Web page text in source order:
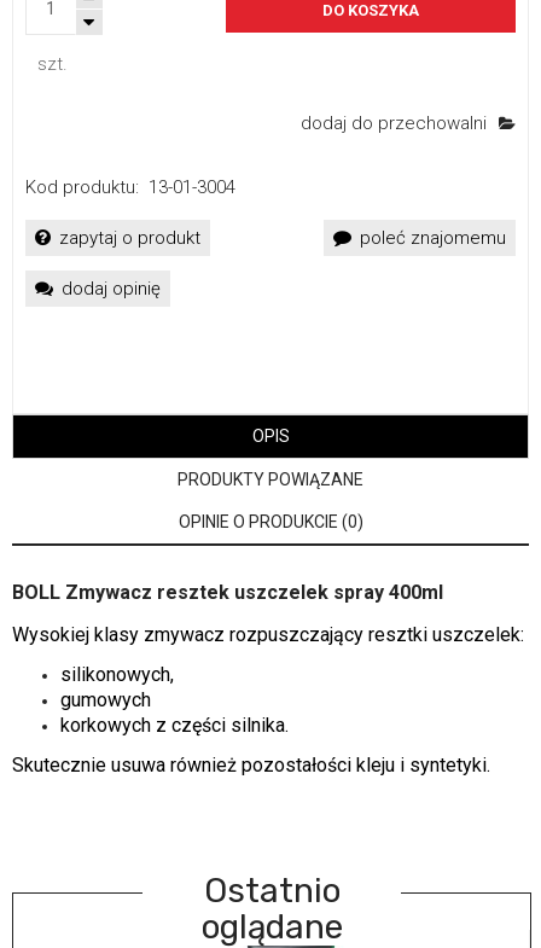
szt.
DO KOSZYKA
dodaj do przechowalni
Kod produktu: 13-01-3004
zapytaj o produkt poleć znajomemu
dodaj opinię
OPIS
PRODUKTY POWIĄZANE
OPINIE O PRODUKCIE (0)
BOLL Zmywacz resztek uszczelek spray 400ml
Wysokiej klasy zmywacz rozpuszczający resztki uszczelek:
silikonowych,
gumowych
korkowych z części silnika.
Skutecznie usuwa również pozostałości kleju i syntetyki.
Ostatnio
oglądane